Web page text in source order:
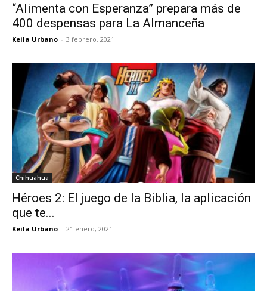
“Alimenta con Esperanza” prepara más de
400 despensas para La Almanceña
Keila Urbano - 3 febrero, 2021
Chihuahua
Héroes 2: El juego de la Biblia, la aplicación
que te...
Keila Urbano - 21 enero, 2021